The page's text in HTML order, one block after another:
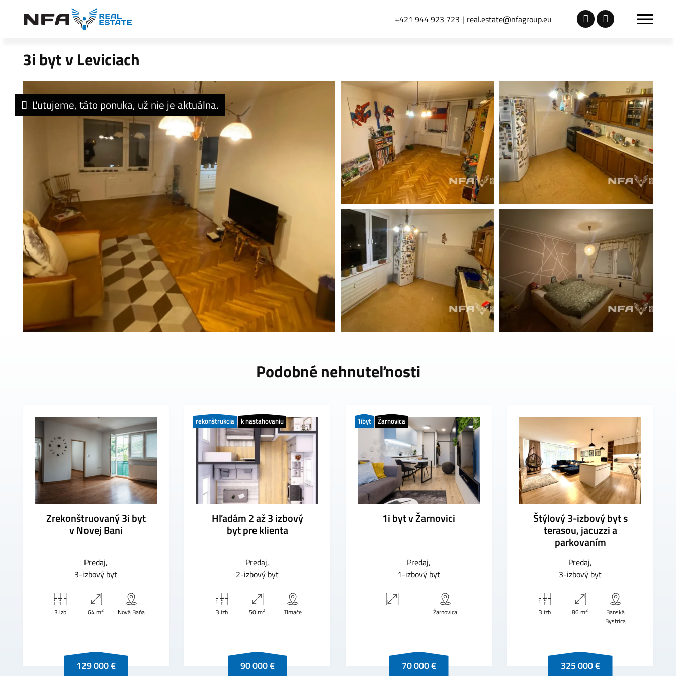
+421 944 923 723 real.estate@nfagroup.eu
3i byt v Leviciach
Ľutujeme, táto ponuka, už nie je aktuálna.
Podobné nehnuteľnosti
Zrekonštruovaný 3i byt
v Novej Bani
Predaj
3-izbový byt
3 izb 64 m2 Nová Baňa
129 000 €
rekonštrukcia k nastahovaniu
Hľadám 2 až 3 izbový
byt pre klienta
Predaj
2-izbový byt
3 izb 50 m2 Tlmače
90 000 €
1ibyt Žarnovica
1i byt v Žarnovici
Predaj
1-izbový byt
Žarnovica
70 000 €
Štýlový 3-izbový byt s
terasou, jacuzzi a
parkovaním
Predaj
3-izbový byt
3 izb 86 m2
Banská
Bystrica
325 000 €